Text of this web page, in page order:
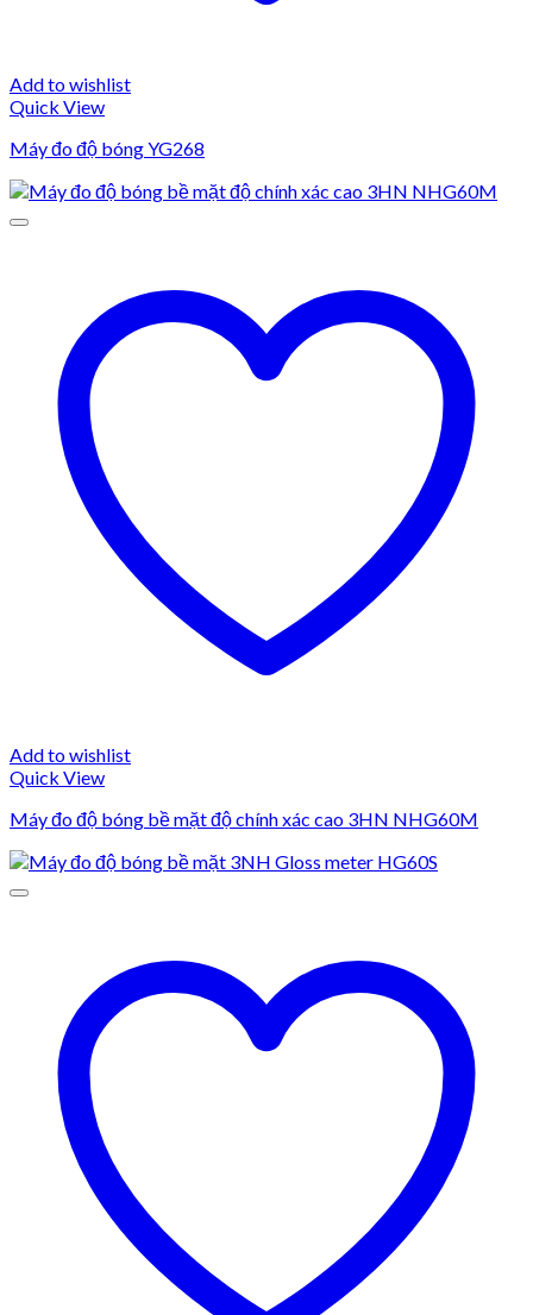
Add to wishlist
Quick View
Máy đo độ bóng YG268
Add to wishlist
Quick View
Máy đo độ bóng bề mặt độ chính xác cao 3HN NHG60M